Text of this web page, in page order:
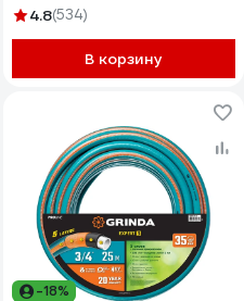
4.8(534)
В корзину
-18%